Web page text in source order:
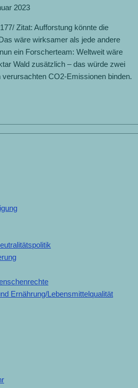
2023
Zitat: Aufforstung könnte die
wäre wirksamer als jede andere
ein Forscherteam: Weltweit wäre
Wald zusätzlich – das würde zwei
CO2-Emissionen binden.
Ernährung/Lebensmittelqualität